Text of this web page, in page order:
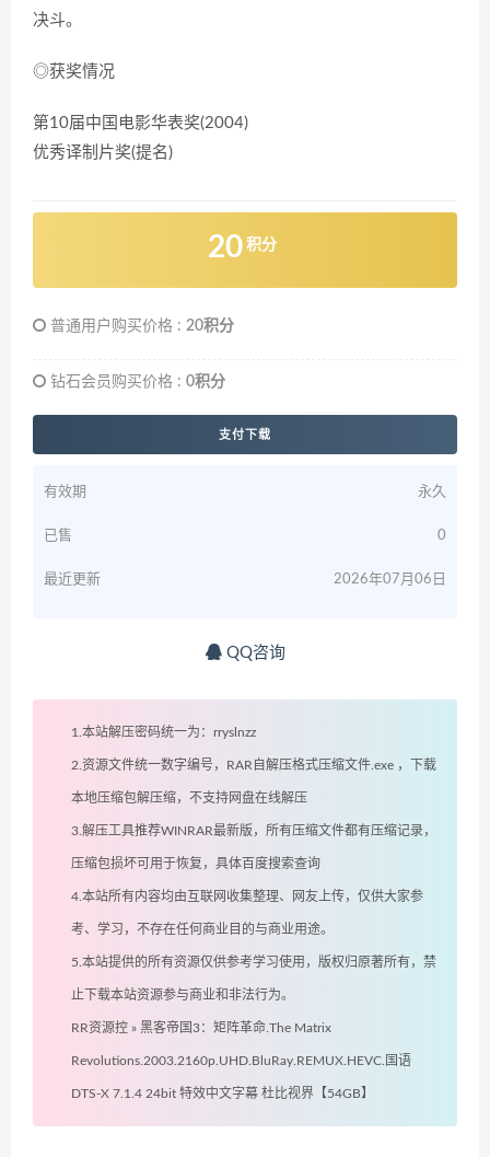
决斗。
◎获奖情况
第10届中国电影华表奖(2004)
优秀译制片奖(提名)
20 积分
普通用户购买价格 : 20积分
钻石会员购买价格 : 0积分
支付下载
有效期 永久
已售 0
最近更新 2026年07月06日
QQ咨询
1.本站解压密码统一为：rryslnzz
2.资源文件统一数字编号，RAR自解压格式压缩文件.exe ，下载
本地压缩包解压缩，不支持网盘在线解压
3.解压工具推荐WINRAR最新版，所有压缩文件都有压缩记录，
压缩包损坏可用于恢复，具体百度搜索查询
4.本站所有内容均由互联网收集整理、网友上传，仅供大家参
考、学习，不存在任何商业目的与商业用途。
5.本站提供的所有资源仅供参考学习使用，版权归原著所有，禁
止下载本站资源参与商业和非法行为。
RR资源控 » 黑客帝国3：矩阵革命.The Matrix
Revolutions.2003.2160p.UHD.BluRay.REMUX.HEVC.国语
DTS-X 7.1.4 24bit 特效中文字幕 杜比视界【54GB】